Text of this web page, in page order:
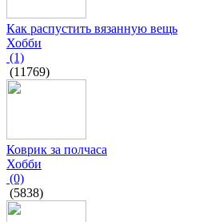
Как распустить вязанную вещь
Хобби
(1)
(11769)
Коврик за полчаса
Хобби
(0)
(5838)